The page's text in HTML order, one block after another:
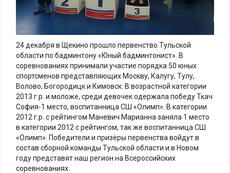
24 декабря в Щекино прошло первенство Тульской
области по бадминтону «Юный бадминтонист». В
соревнованиях принимали участие порядка 50 юных
спортсменов представляющих Москву, Калугу, Тулу,
Волово, Богородицк и Кимовск. В возрастной категории
2013 г.р. и моложе, среди девочек одержала победу Ткач
София-1 место, воспитанница СШ «Олимп». В категории
2012 г.р. с рейтингом Маневич Марианна заняла 1 место
в категории 2012 с рейтингом, так же воспитанница СШ
«Олимп». Победители и призёры первенства войдут в
состав сборной команды Тульской области и в Новом
году представят наш регион на Всероссийских
соревнованиях.